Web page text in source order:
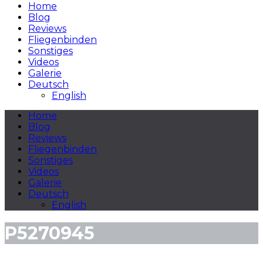
Home
Blog
Reviews
Fliegenbinden
Sonstiges
Videos
Galerie
Deutsch
English
Home
Blog
Reviews
Fliegenbinden
Sonstiges
Videos
Galerie
Deutsch
English
P5270945